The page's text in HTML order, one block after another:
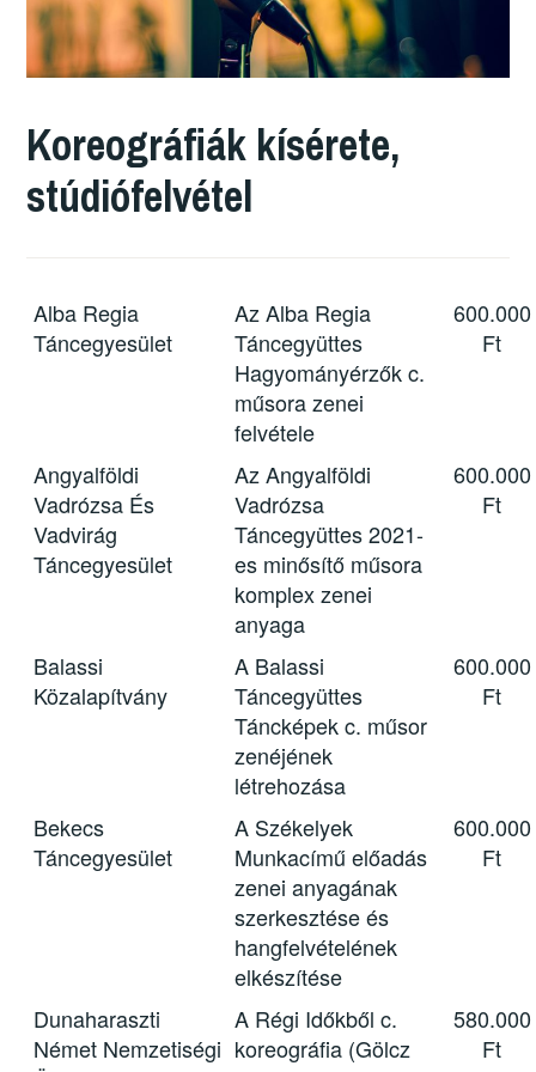
Koreográfiák kísérete,
stúdiófelvétel
Alba Regia
Táncegyesület
Az Alba Regia
Táncegyüttes
Hagyományérzők c.
műsora zenei
felvétele
600.000
Ft
Angyalföldi
Vadrózsa És
Vadvirág
Táncegyesület
Az Angyalföldi
Vadrózsa
Táncegyüttes 2021-
es minősítő műsora
komplex zenei
anyaga
600.000
Ft
Balassi
Közalapítvány
A Balassi
Táncegyüttes
Táncképek c. műsor
zenéjének
létrehozása
600.000
Ft
Bekecs
Táncegyesület
A Székelyek
Munkacímű előadás
zenei anyagának
szerkesztése és
hangfelvételének
elkészítése
600.000
Ft
Dunaharaszti
Német Nemzetiségi
A Régi Időkből c.
koreográfia (Gölcz
580.000
Ft